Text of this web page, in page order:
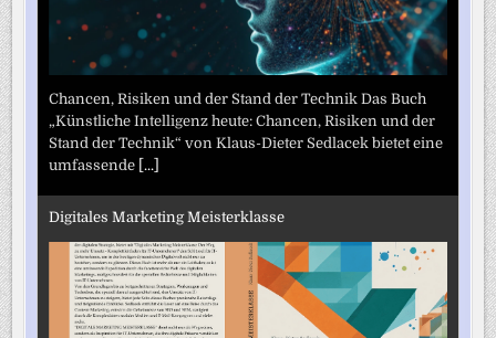
Chancen, Risiken und der Stand der Technik Das Buch
„Künstliche Intelligenz heute: Chancen, Risiken und der
Stand der Technik“ von Klaus-Dieter Sedlacek bietet eine
umfassende [...]
Digitales Marketing Meisterklasse